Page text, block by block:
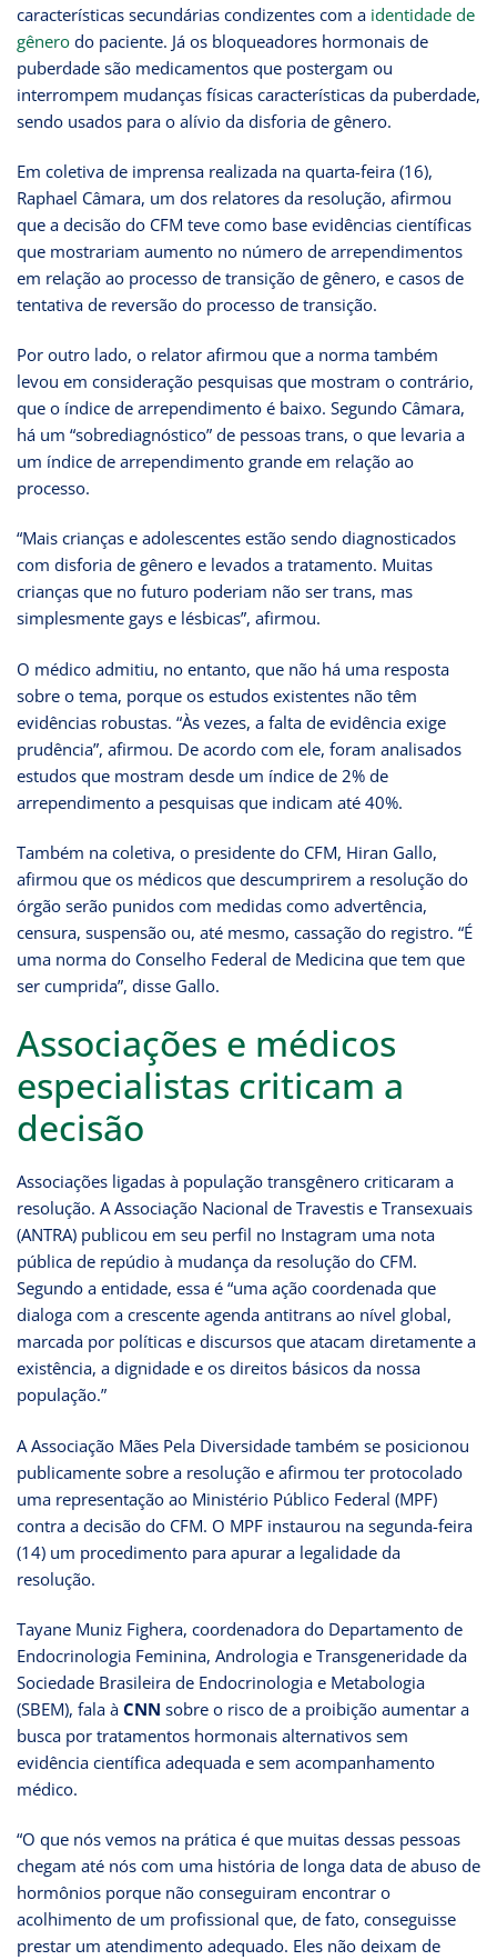
características secundárias condizentes com a identidade de
gênero do paciente. Já os bloqueadores hormonais de
puberdade são medicamentos que postergam ou
interrompem mudanças físicas características da puberdade,
sendo usados para o alívio da disforia de gênero.
Em coletiva de imprensa realizada na quarta-feira (16),
Raphael Câmara, um dos relatores da resolução, afirmou
que a decisão do CFM teve como base evidências científicas
que mostrariam aumento no número de arrependimentos
em relação ao processo de transição de gênero, e casos de
tentativa de reversão do processo de transição.
Por outro lado, o relator afirmou que a norma também
levou em consideração pesquisas que mostram o contrário,
que o índice de arrependimento é baixo. Segundo Câmara,
há um “sobrediagnóstico” de pessoas trans, o que levaria a
um índice de arrependimento grande em relação ao
processo.
“Mais crianças e adolescentes estão sendo diagnosticados
com disforia de gênero e levados a tratamento. Muitas
crianças que no futuro poderiam não ser trans, mas
simplesmente gays e lésbicas”, afirmou.
O médico admitiu, no entanto, que não há uma resposta
sobre o tema, porque os estudos existentes não têm
evidências robustas. “Às vezes, a falta de evidência exige
prudência”, afirmou. De acordo com ele, foram analisados
estudos que mostram desde um índice de 2% de
arrependimento a pesquisas que indicam até 40%.
Também na coletiva, o presidente do CFM, Hiran Gallo,
afirmou que os médicos que descumprirem a resolução do
órgão serão punidos com medidas como advertência,
censura, suspensão ou, até mesmo, cassação do registro. “É
uma norma do Conselho Federal de Medicina que tem que
ser cumprida”, disse Gallo.
Associações e médicos
especialistas criticam a
decisão
Associações ligadas à população transgênero criticaram a
resolução. A Associação Nacional de Travestis e Transexuais
(ANTRA) publicou em seu perfil no Instagram uma nota
pública de repúdio à mudança da resolução do CFM.
Segundo a entidade, essa é “uma ação coordenada que
dialoga com a crescente agenda antitrans ao nível global,
marcada por políticas e discursos que atacam diretamente a
existência, a dignidade e os direitos básicos da nossa
população.”
A Associação Mães Pela Diversidade também se posicionou
publicamente sobre a resolução e afirmou ter protocolado
uma representação ao Ministério Público Federal (MPF)
contra a decisão do CFM. O MPF instaurou na segunda-feira
(14) um procedimento para apurar a legalidade da
resolução.
Tayane Muniz Fighera, coordenadora do Departamento de
Endocrinologia Feminina, Andrologia e Transgeneridade da
Sociedade Brasileira de Endocrinologia e Metabologia
(SBEM), fala à CNN sobre o risco de a proibição aumentar a
busca por tratamentos hormonais alternativos sem
evidência científica adequada e sem acompanhamento
médico.
“O que nós vemos na prática é que muitas dessas pessoas
chegam até nós com uma história de longa data de abuso de
hormônios porque não conseguiram encontrar o
acolhimento de um profissional que, de fato, conseguisse
prestar um atendimento adequado. Eles não deixam de